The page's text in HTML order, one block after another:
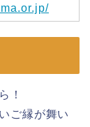
！
ご縁が舞い